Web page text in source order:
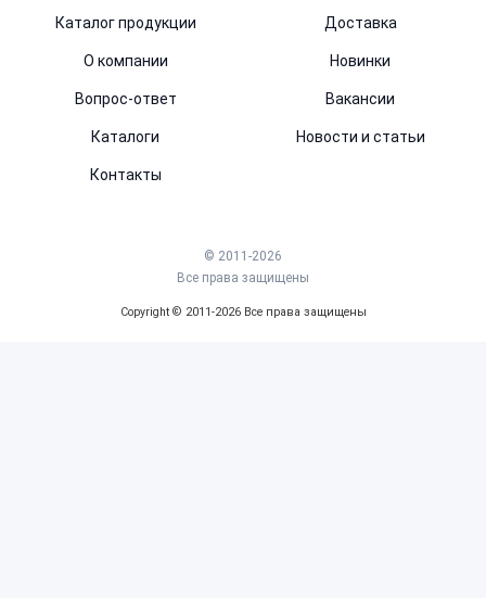
Каталог продукции Доставка
О компании Новинки
Вопрос-ответ Вакансии
Каталоги Новости и статьи
Контакты
© 2011-2026
Все права защищены
Copyright © 2011-2026 Все права защищены